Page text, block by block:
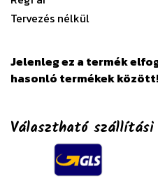
Tervezés nélkül
Jelenleg ez a termék
hasonló termékek között!
Választható szállítási